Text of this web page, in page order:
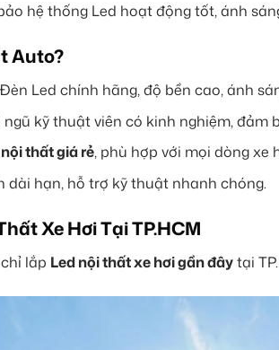
hệ thống Led hoạt động tốt, ánh
Auto?
Led chính hãng, độ bền cao, ánh
kỹ thuật viên có kinh nghiệm, đảm
thất giá rẻ, phù hợp với mọi dòng xe
dài hạn, hỗ trợ kỹ thuật nhanh chóng.
Xe Hơi Tại TP.HCM
lắp Led nội thất xe hơi gần đâytại